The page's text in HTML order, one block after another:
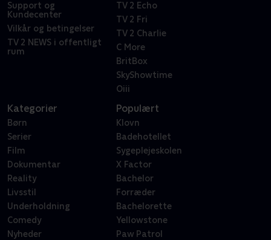
Support og
Kundecenter
Vilkår og betingelser
TV 2 NEWS i offentligt
rum
TV 2 Echo
TV 2 Fri
TV 2 Charlie
C More
BritBox
SkyShowtime
Oiii
Kategorier
Børn
Serier
Film
Dokumentar
Reality
Livsstil
Underholdning
Comedy
Nyheder
Populært
Klovn
Badehotellet
Sygeplejeskolen
X Factor
Bachelor
Forræder
Bachelorette
Yellowstone
Paw Patrol